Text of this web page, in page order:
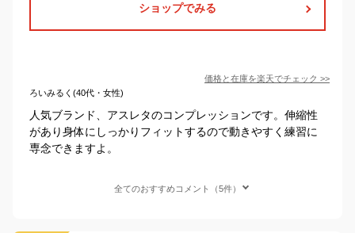
ショップでみる
価格と在庫を楽天でチェック >>
ろいみるく(40代・女性)
人気ブランド、アスレタのコンプレッションです。伸縮性
があり身体にしっかりフィットするので動きやすく練習に
専念できますよ。
全てのおすすめコメント（5件）